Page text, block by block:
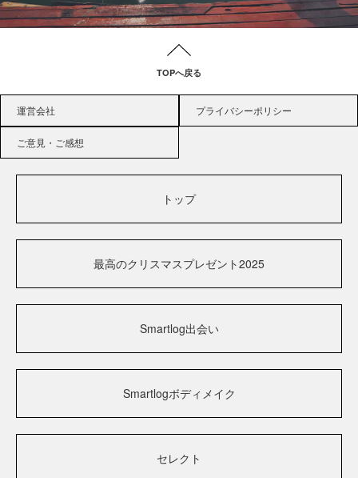
TOPへ戻る
運営会社 プライバシーポリシー
ご意見・ご感想
トップ
最高のクリスマスプレゼント2025
Smartlog出会い
Smartlogボディメイク
セレクト